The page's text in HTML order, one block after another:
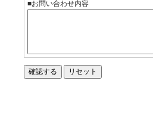
■お問い合わせ内容